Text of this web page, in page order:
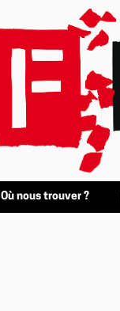
Où nous trouver ?